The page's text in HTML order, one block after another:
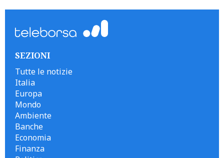
SEZIONI
Tutte le notizie
Italia
Europa
Mondo
Ambiente
Banche
Economia
Finanza